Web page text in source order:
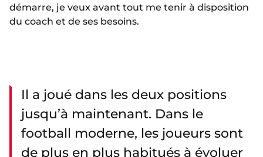
démarre, je veux avant tout me tenir à disposition
du coach et de ses besoins.
Il a joué dans les deux positions
jusqu’à maintenant. Dans le
football moderne, les joueurs sont
de plus en plus habitués à évoluer